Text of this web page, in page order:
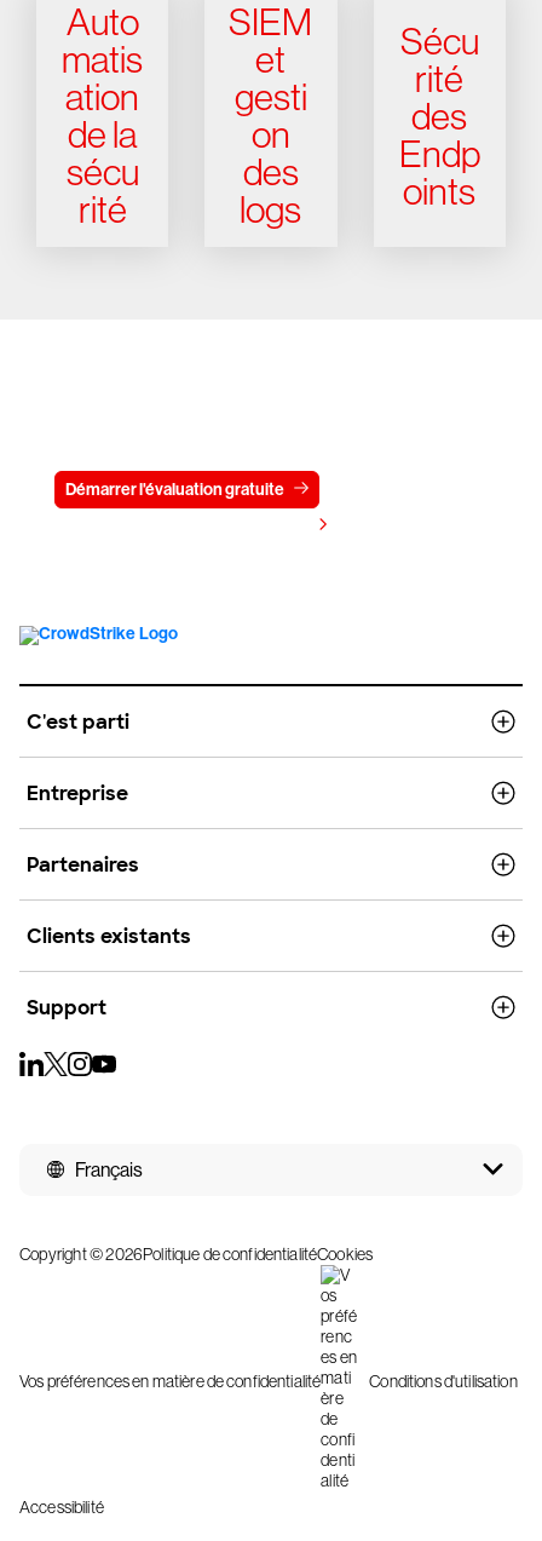
Auto
matis
ation
de la
sécu
rité
SIEM
et
gesti
on
des
logs
Sécu
rité
des
Endp
oints
Démarrer l'évaluation gratuite
C'est parti
Entreprise
Partenaires
Clients existants
Support
Français
Copyright © 2026Politique de confidentialitéCookies
Vos préférences en matière de confidentialité Conditions d'utilisation
Accessibilité